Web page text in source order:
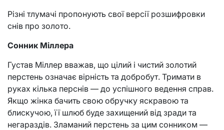
Різні тлумачі пропонують свої версії розшифровки
снів про золото.
Сонник Міллера
Густав Міллер вважав, що цілий і чистий золотий
перстень означає вірність та добробут. Тримати в
руках кілька перснів — до успішного ведення справ.
Якщо жінка бачить свою обручку яскравою та
блискучою, її шлюб буде захищений від зради та
негараздів. Зламаний перстень за цим сонником —